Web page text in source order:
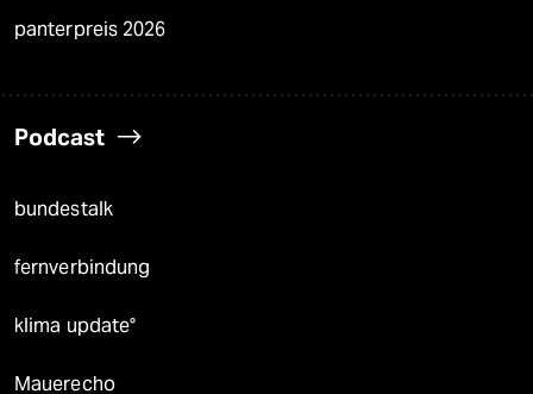
panterpreis 2026
Podcast
bundestalk
fernverbindung
klima update°
Mauerecho